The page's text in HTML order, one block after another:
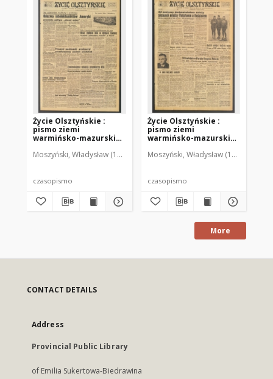
Życie Olsztyńskie :
pismo ziemi
warmińsko-mazurskiej,
Moszyński, Władysław (1922-2001). Red. Mroczkowski, Włodzimierz
czasopismo
Życie Olsztyńskie :
pismo ziemi
warmińsko-mazurskiej,
Moszyński, Władysław (1922-2001).
czasopismo
More
CONTACT DETAILS
Address
Provincial Public Library
of Emilia Sukertowa-Biedrawina